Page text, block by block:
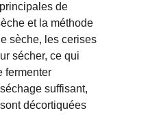
de
et la méthode
sèche, les cerises
sécher, ce qui
fermenter
suffisant,
décortiquées